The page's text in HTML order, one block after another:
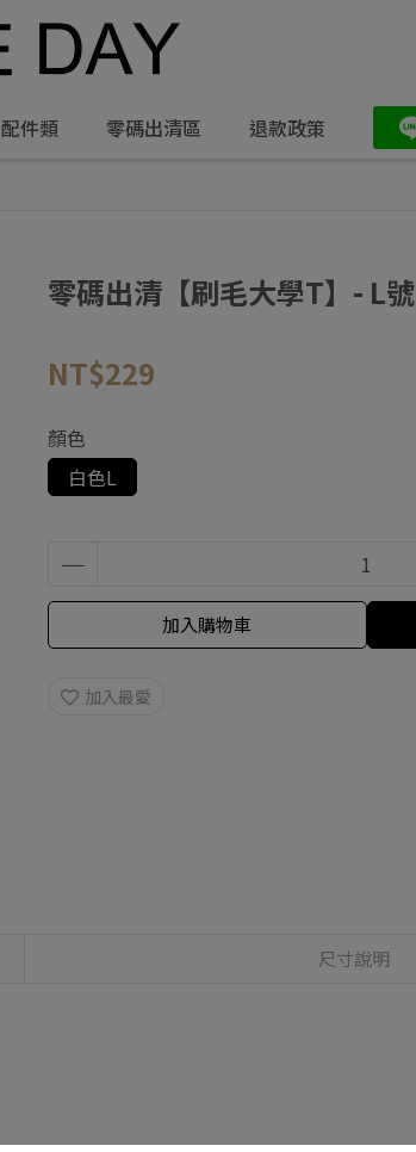
配件類 零碼出清區 退款政策
零碼出清【刷毛大學T】- L號
NT$229
顏色
白色L
加入購物車
加入最愛
尺寸說明